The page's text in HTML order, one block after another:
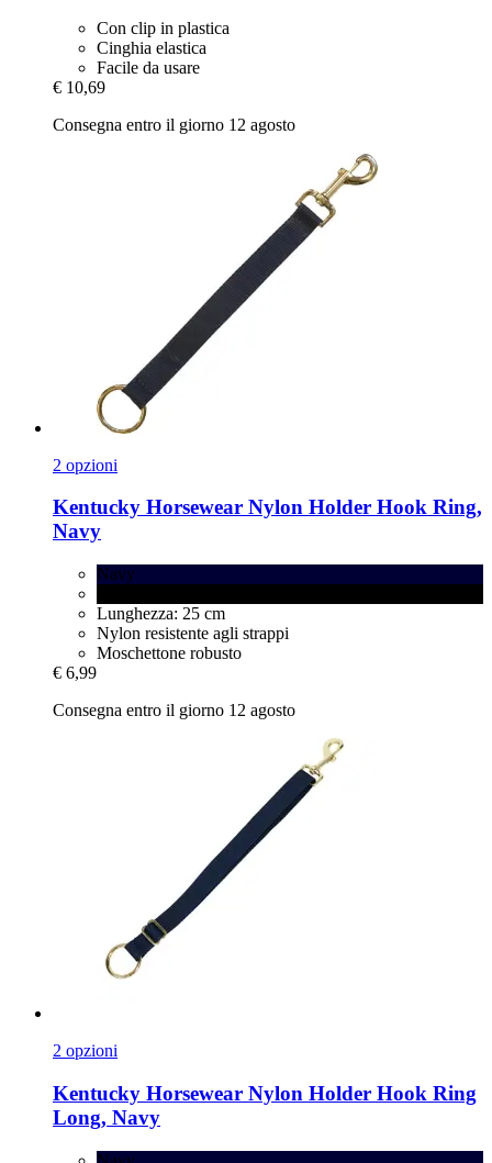
Con clip in plastica
Cinghia elastica
Facile da usare
€ 10,69
Consegna entro il giorno 12 agosto
2 opzioni
Kentucky Horsewear Nylon Holder Hook Ring,
Navy
Navy
Lunghezza: 25 cm
Nylon resistente agli strappi
Moschettone robusto
€ 6,99
Consegna entro il giorno 12 agosto
2 opzioni
Kentucky Horsewear Nylon Holder Hook Ring
Long, Navy